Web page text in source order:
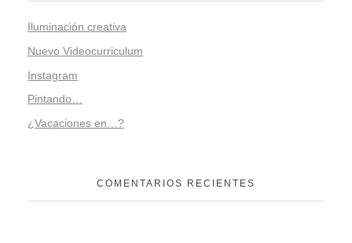
Iluminación creativa
Nuevo Videocurriculum
Instagram
Pintando…
¿Vacaciones en…?
COMENTARIOS RECIENTES